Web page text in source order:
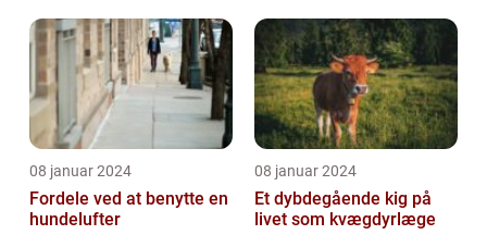
imponerende væsener,
de...
08 januar 2024
Fordele ved at benytte en
hundelufter
08 januar 2024
Et dybdegående kig på
livet som kvægdyrlæge